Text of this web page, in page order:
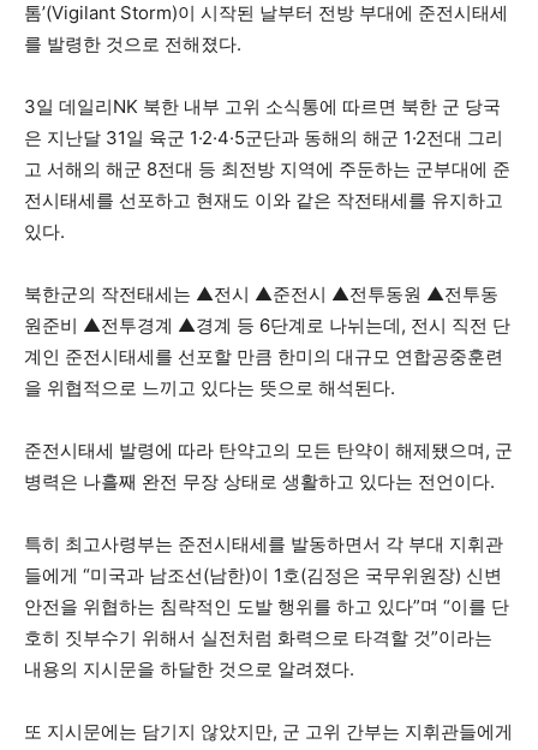
톰’(Vigilant Storm)이 시작된 날부터 전방 부대에 준전시태세
를 발령한 것으로 전해졌다.
3일 데일리NK 북한 내부 고위 소식통에 따르면 북한 군 당국
은 지난달 31일 육군 1·2·4·5군단과 동해의 해군 1·2전대 그리
고 서해의 해군 8전대 등 최전방 지역에 주둔하는 군부대에 준
전시태세를 선포하고 현재도 이와 같은 작전태세를 유지하고
있다.
북한군의 작전태세는 ▲전시 ▲준전시 ▲전투동원 ▲전투동
원준비 ▲전투경계 ▲경계 등 6단계로 나뉘는데, 전시 직전 단
계인 준전시태세를 선포할 만큼 한미의 대규모 연합공중훈련
을 위협적으로 느끼고 있다는 뜻으로 해석된다.
준전시태세 발령에 따라 탄약고의 모든 탄약이 해제됐으며, 군
병력은 나흘째 완전 무장 상태로 생활하고 있다는 전언이다.
특히 최고사령부는 준전시태세를 발동하면서 각 부대 지휘관
들에게 “미국과 남조선(남한)이 1호(김정은 국무위원장) 신변
안전을 위협하는 침략적인 도발 행위를 하고 있다”며 “이를 단
호히 짓부수기 위해서 실전처럼 화력으로 타격할 것”이라는
내용의 지시문을 하달한 것으로 알려졌다.
또 지시문에는 담기지 않았지만, 군 고위 간부는 지휘관들에게